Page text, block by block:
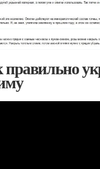
правильно